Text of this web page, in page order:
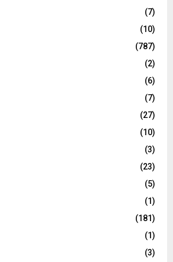
(7)
(10)
(787)
(2)
(6)
(7)
(27)
(10)
(3)
(23)
(5)
(1)
(181)
(1)
(3)